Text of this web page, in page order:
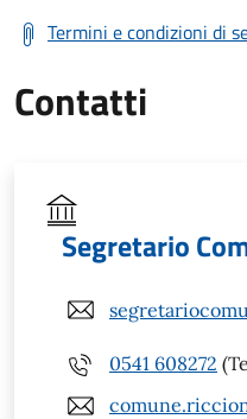
Termini e condizioni di
Contatti
Segretario
0541 608272